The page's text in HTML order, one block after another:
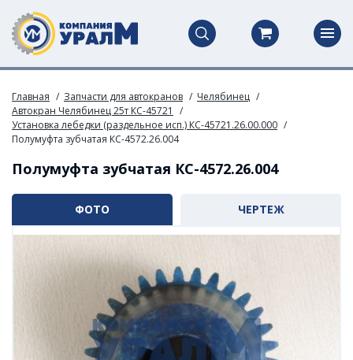
Главная Запчасти для автокранов
Челябинец
Автокран Челябинец 25т КС-45721
Установка лебедки (раздельное исп.) КС-45721.26.00.000
Полумуфта зубчатая КС-4572.26.004
Полумуфта зубчатая КС-4572.26.004
ФОТО ЧЕРТЕЖ